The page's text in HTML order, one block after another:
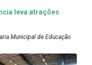
leva atrações
Municipal de Educação